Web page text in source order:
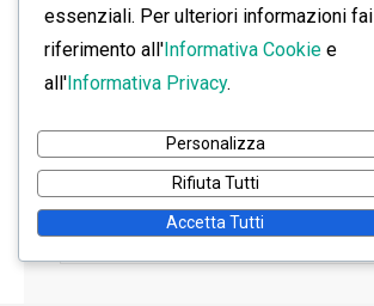
essenziali. Per ulteriori informazioni fai
riferimento all'Informativa Cookie e
all'Informativa Privacy.
Personalizza
Rifiuta Tutti
Accetta Tutti